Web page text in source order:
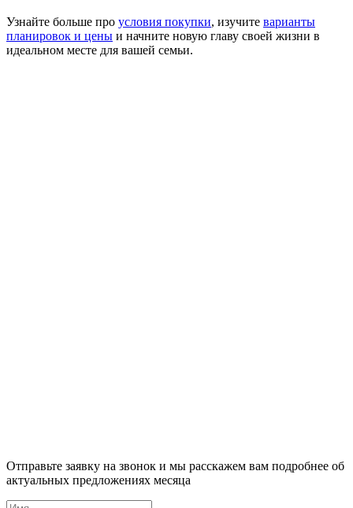
Узнайте больше про условия покупки, изучите варианты
планировок и цены и начните новую главу своей жизни в
идеальном месте для вашей семьи.
Отправьте заявку на звонок и мы расскажем вам подробнее об
актуальных предложениях месяца